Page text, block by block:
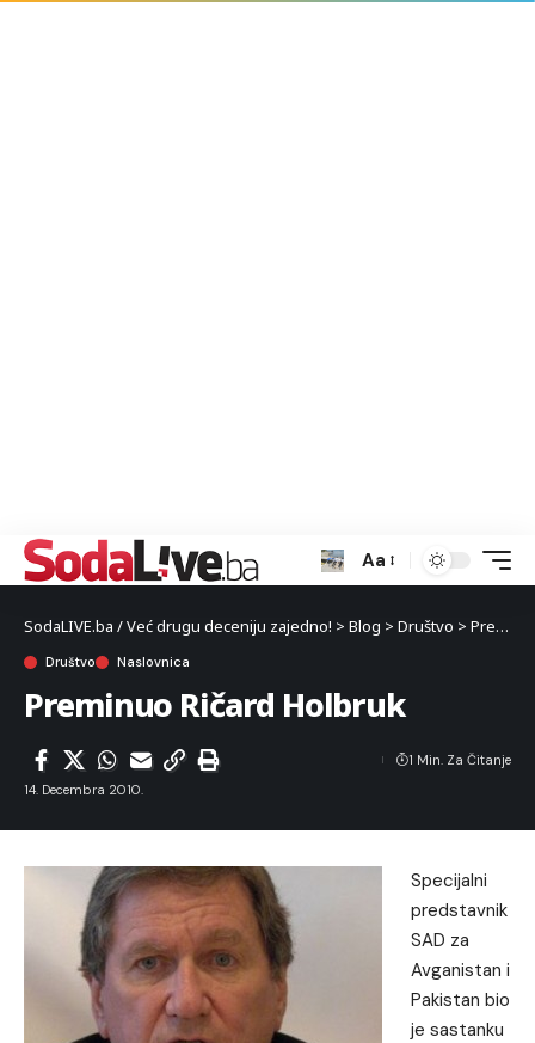
Aa
SodaLIVE.ba / Već drugu deceniju zajedno! > Blog > Društvo > Preminuo Ričard Holbruk
Društvo Naslovnica
Preminuo Ričard Holbruk
14. Decembra 2010.
1 Min. Za Čitanje
Specijalni
predstavnik
SAD za
Avganistan i
Pakistan bio
je sastanku